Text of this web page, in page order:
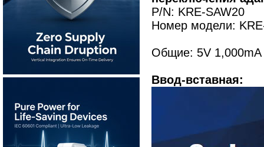
P/N: KRE-SAW20
Номер модели:
Общие: 5V 1,000mA
Ввод-вставная: